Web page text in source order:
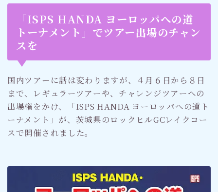
「ISPS HANDA ヨーロッパへの道
トーナメント」でツアー出場のチャン
スを
国内ツアーに話は変わりますが、４月６日から８日
まで、レギュラーツアーや、チャレンジツアーへの
出場権をかけ、「ISPS HANDA ヨーロッパへの道ト
ーナメント」が、茨城県のロックヒルGCレイクコー
スで開催されました。